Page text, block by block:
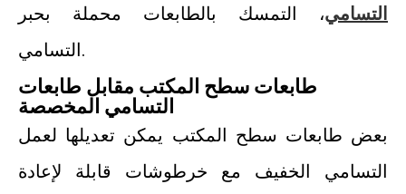
التسامي، التمسك بالطابعات محملة بحبر
التسامي.
طابعات سطح المكتب مقابل طابعات
التسامي المخصصة
بعض طابعات سطح المكتب يمكن تعديلها لعمل
التسامي الخفيف مع خرطوشات قابلة لإعادة